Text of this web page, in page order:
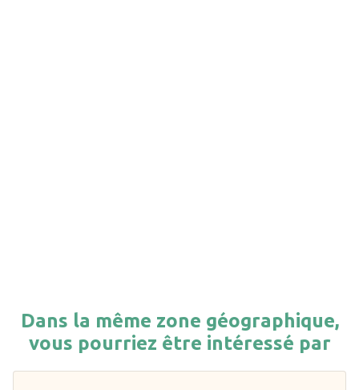
Dans la même zone géographique,
vous pourriez être intéressé par